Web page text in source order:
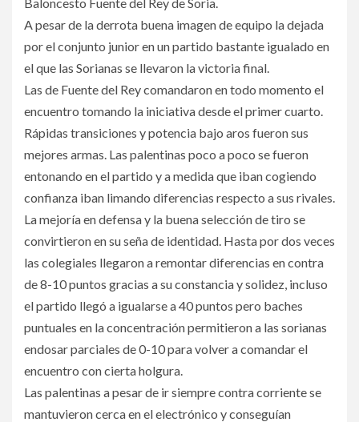
A pesar de la derrota buena imagen de equipo la dejada
por el conjunto junior en un partido bastante igualado en
el que las Sorianas se llevaron la victoria final.
Las de Fuente del Rey comandaron en todo momento el
encuentro tomando la iniciativa desde el primer cuarto.
Rápidas transiciones y potencia bajo aros fueron sus
mejores armas. Las palentinas poco a poco se fueron
entonando en el partido y a medida que iban cogiendo
confianza iban limando diferencias respecto a sus rivales.
La mejoría en defensa y la buena selección de tiro se
convirtieron en su seña de identidad. Hasta por dos veces
las colegiales llegaron a remontar diferencias en contra
de 8-10 puntos gracias a su constancia y solidez, incluso
el partido llegó a igualarse a 40 puntos pero baches
puntuales en la concentración permitieron a las sorianas
endosar parciales de 0-10 para volver a comandar el
encuentro con cierta holgura.
Las palentinas a pesar de ir siempre contra corriente se
mantuvieron cerca en el electrónico y conseguían